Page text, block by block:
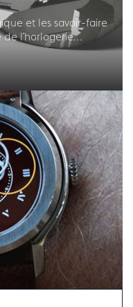
et les savoir-faire
de l'horlogerie